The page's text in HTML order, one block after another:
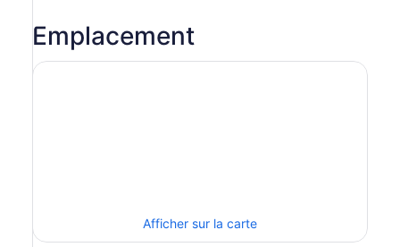
Emplacement
Afficher sur la carte